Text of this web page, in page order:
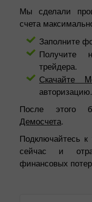
Мы сделали
счета
Заполните
Получите
трейдера.
Скачайте
авторизацию.
После этого
Демосчета.
Подключайтесь
сейчас и
финансовых